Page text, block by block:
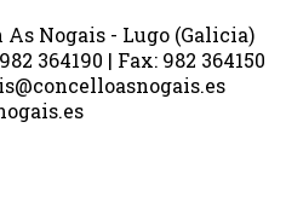
As Nogais - Lugo (Galicia)
364190 | Fax: 982 364150